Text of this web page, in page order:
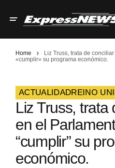
Home
Liz Truss, trata de
«cumplir» su programa económico.
ACTUALIDADREINO
Liz Truss, trata
en el
“cumplir” su
económico.